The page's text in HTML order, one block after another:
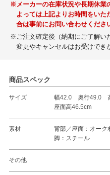
※メーカーの在庫状況や長期休業
よっては上記よりお時間をい
合は事前にお問い合わせくださ
※ご注文確定後（納期にご了解い
変更やキャンセルはお受けでき
商品スペック
サイズ
幅42.0 奥行49.0
座面高46.5cm
素材
背部／座面：オーク
脚：スチール
その他